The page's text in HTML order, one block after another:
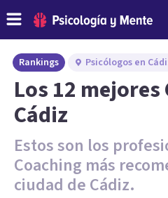
Rankings Psicólogos en
Los 12 mejores
Cádiz
Estos son los
Coaching más
ciudad de Cádiz.